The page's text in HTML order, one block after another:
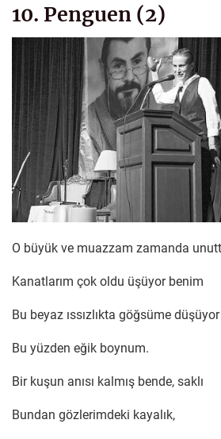
10. Penguen (2)
O büyük ve muazzam zamanda
Kanatlarım çok oldu üşüyor benim
Bu beyaz ıssızlıkta göğsüme düşüyor
Bu yüzden eğik boynum.
Bir kuşun anısı kalmış bende, saklı
Bundan gözlerimdeki kayalık,